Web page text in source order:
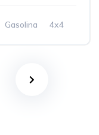
Gasolina 4x4